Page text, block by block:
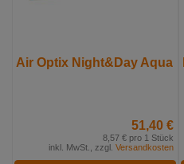
Air Optix Night&Day Aqua
51,40 €
8,57 € pro 1 Stück
inkl. MwSt., zzgl. Versandkosten